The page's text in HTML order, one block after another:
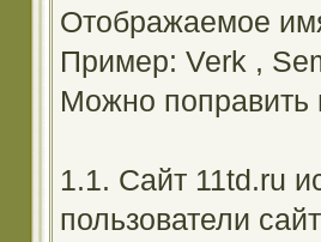
Отображаемое
Пример: Verk ,
Можно
1.1. Сайт 11td.ru
пользователи